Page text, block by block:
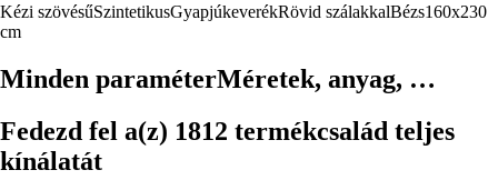
Kézi szövésűSzintetikusGyapjúkeverékRövid szálakkalBézs160x230
cm
Minden paraméterMéretek, anyag, …
Fedezd fel a(z) 1812 termékcsalád teljes
kínálatát